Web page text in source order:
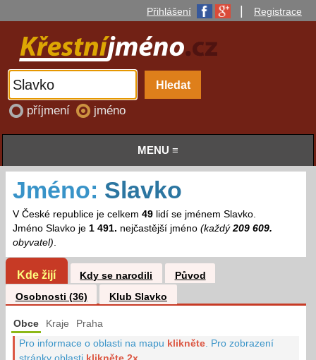
Přihlášení Registrace
příjmení jméno
MENU ≡
Jméno: Slavko
V České republice je celkem 49lidí se jménem Slavko.
Jméno Slavko je 1 491. nejčastější jméno (každý209 609.
obyvatel).
Kde žijí Kdy se narodili
Původ
Osobnosti (36)
Klub Slavko
Obce Kraje Praha
Pro informace o oblasti na mapu klikněte Pro zobrazení
stránky oblasti klikněte 2x.